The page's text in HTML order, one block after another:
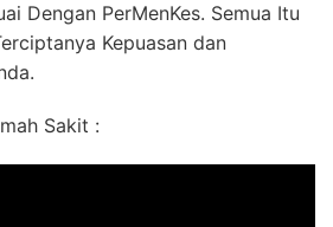
Dengan PerMenKes. Semua Itu
Kepuasan dan
Sakit :